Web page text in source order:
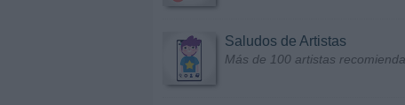
Saludos de Artistas
Más de 100 artistas